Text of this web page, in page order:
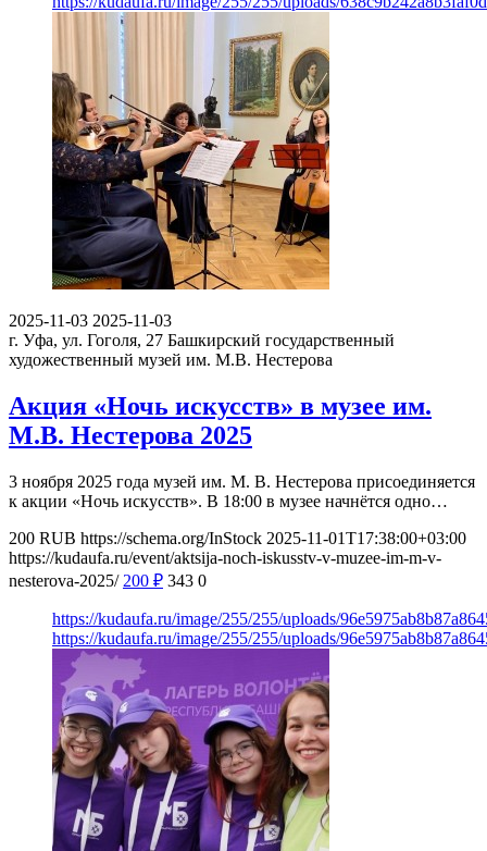
2025-11-03 2025-11-03
г. Уфа, ул. Гоголя, 27 Башкирский государственный
художественный музей им. М.В. Нестерова
Акция «Ночь искусств» в музее им.
М.В. Нестерова 2025
3 ноября 2025 года музей им. М. В. Нестерова присоединяется
к акции «Ночь искусств». В 18:00 в музее начнётся одно…
200 RUB https://schema.org/InStock 2025-11-01T17:38:00+03:00
https://kudaufa.ru/event/aktsija-noch-iskusstv-v-muzee-im-m-v-
nesterova-2025/ 200 ₽ 343 0
https://kudaufa.ru/image/255/255/uploads/
https://kudaufa.ru/image/255/255/uploads/